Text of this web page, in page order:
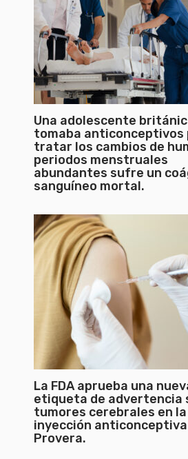
Una adolescente
tomaba anticonceptivos
tratar los cambios de
periodos menstruales
abundantes sufre un
sanguíneo mortal.
La FDA aprueba una
etiqueta de advertencia
tumores cerebrales en la
inyección anticonceptiva
Provera.